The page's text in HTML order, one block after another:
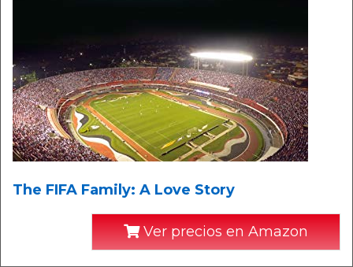
The FIFA Family: A Love Story
Ver precios en Amazon